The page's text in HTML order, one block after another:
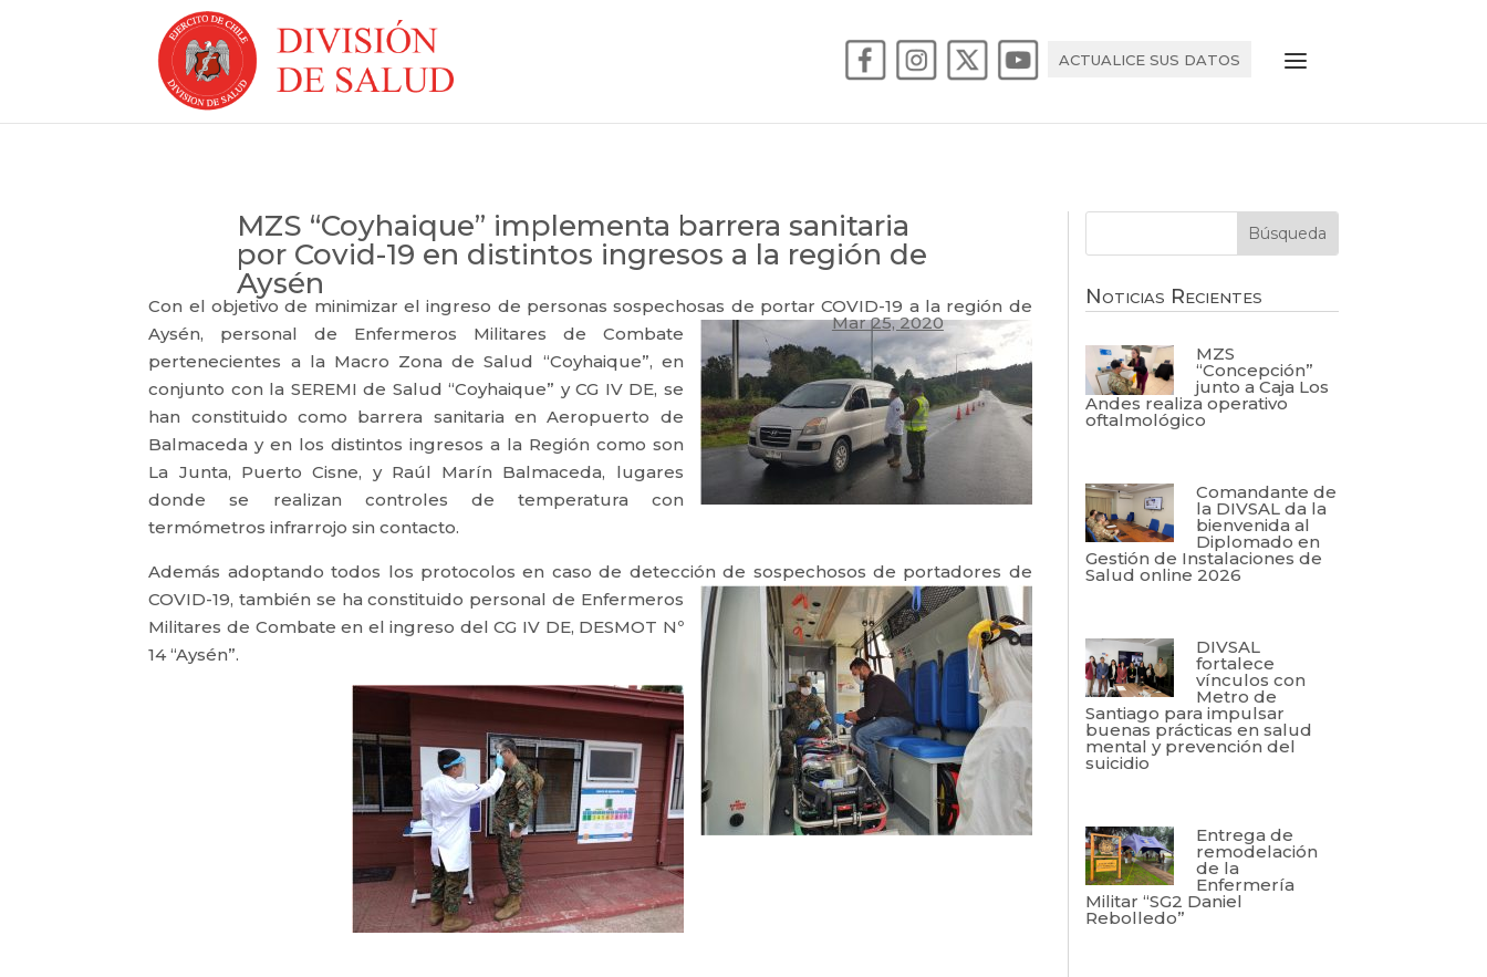
ACTUALICE SUS DATOS
MZS “Coyhaique” implementa barrera sanitaria
por Covid-19 en distintos ingresos a la región de
Aysén
Mar 25, 2020
Con el objetivo de minimizar el ingreso de personas sospechosas de portar COVID-19 a la región de
Aysén, personal de Enfermeros Militares de Combate
pertenecientes a la Macro Zona de Salud “Coyhaique”, en
conjunto con la SEREMI de Salud “Coyhaique” y CG IV DE, se
han constituido como barrera sanitaria en Aeropuerto de
Balmaceda y en los distintos ingresos a la Región como son
La Junta, Puerto Cisne, y Raúl Marín Balmaceda, lugares
donde se realizan controles de temperatura con
termómetros infrarrojo sin contacto.
Además adoptando todos los protocolos en caso de detección de sospechosos de portadores de
COVID-19, también se ha constituido personal de Enfermeros
Militares de Combate en el ingreso del CG IV DE, DESMOT Nº
14 “Aysén”.
Noticias Recientes
MZS
“Concepción”
junto a Caja Los
Andes realiza operativo
oftalmológico
Comandante de
la DIVSAL da la
bienvenida al
Diplomado en
Gestión de Instalaciones de
Salud online 2026
DIVSAL
fortalece
vínculos con
Metro de
Santiago para impulsar
buenas prácticas en salud
mental y prevención del
suicidio
Entrega de
remodelación
de la
Enfermería
Militar “SG2 Daniel
Rebolledo”